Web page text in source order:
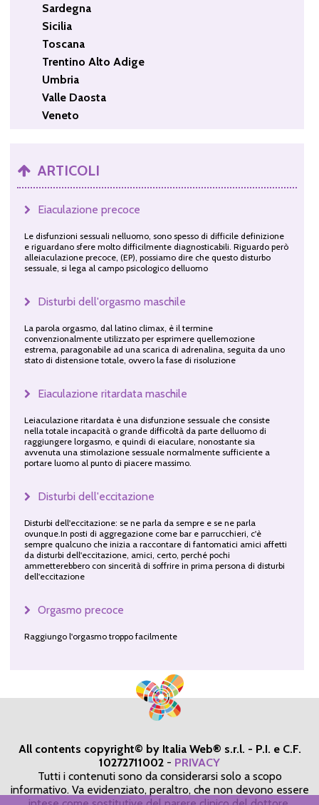
Sardegna
Sicilia
Toscana
Trentino Alto Adige
Umbria
Valle Daosta
Veneto
ARTICOLI
Eiaculazione precoce
Le disfunzioni sessuali nelluomo, sono spesso di difficile definizione
e riguardano sfere molto difficilmente diagnosticabili. Riguardo però
alleiaculazione precoce, (EP), possiamo dire che questo disturbo
sessuale, si lega al campo psicologico delluomo
Disturbi dell'orgasmo maschile
La parola orgasmo, dal latino climax, è il termine
convenzionalmente utilizzato per esprimere quellemozione
estrema, paragonabile ad una scarica di adrenalina, seguita da uno
stato di distensione totale, ovvero la fase di risoluzione
Eiaculazione ritardata maschile
Leiaculazione ritardata è una disfunzione sessuale che consiste
nella totale incapacità o grande difficoltà da parte delluomo di
raggiungere lorgasmo, e quindi di eiaculare, nonostante sia
avvenuta una stimolazione sessuale normalmente sufficiente a
portare luomo al punto di piacere massimo.
Disturbi dell'eccitazione
Disturbi dell'eccitazione: se ne parla da sempre e se ne parla
ovunque.In posti di aggregazione come bar e parrucchieri, c'è
sempre qualcuno che inizia a raccontare di fantomatici amici affetti
da disturbi dell'eccitazione, amici, certo, perché pochi
ammetterebbero con sincerità di soffrire in prima persona di disturbi
dell'eccitazione
Orgasmo precoce
Raggiungo l'orgasmo troppo facilmente
All contents copyright© by Italia Web® s.r.l. - P.I. e C.F.
10272711002 - PRIVACY
Tutti i contenuti sono da considerarsi solo a scopo
informativo. Va evidenziato, peraltro, che non devono essere